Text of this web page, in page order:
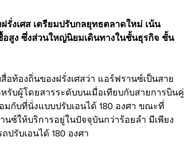
รั่งเศส เตรียมปรับกลยุทธตลาดใหม่ เน้น
สูง ซึ่งส่วนใหญ่นิยมเดินทางในชั้นธุรกิจ ชั้น
ท้องถิ่นของฝรั่งเศสว่า แอร์ฟรานซ์เป็นสาย
บผู้โดยสารระดับบนเมื่อเทียบกับสายการบินคู่
กับที่นั่งแบบปรับเอนได้ 180 องศา ขณะที่
นซ์ให้บริการอยู่ในปัจจุบันกว่าร้อยลำ มีเพียง
รับเอนได้ 180 องศา